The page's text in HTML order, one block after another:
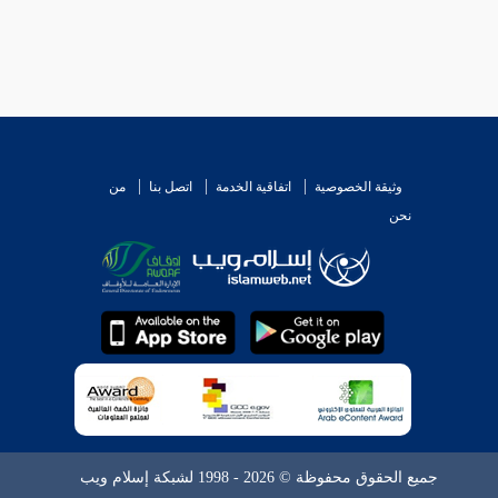
وثيقة الخصوصية اتفاقية الخدمة اتصل بنا
من
نحن
جميع الحقوق محفوظة © 2026 - 1998 لشبكة إسلام ويب